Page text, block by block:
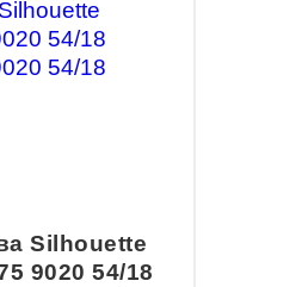
Silhouette
9020 54/18